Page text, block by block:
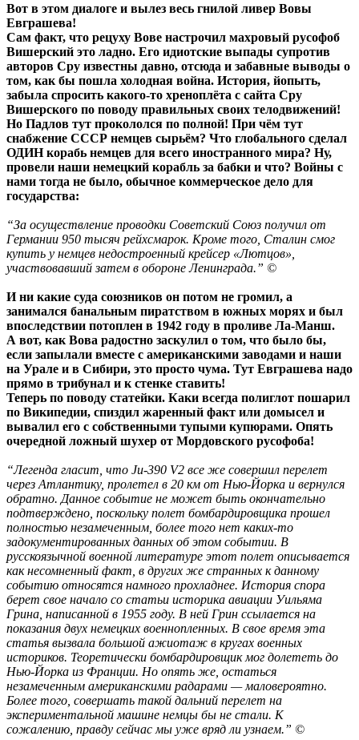
Вот в этом диалоге и вылез весь гнилой ливер Вовы
Евграшева!
Сам факт, что рецуху Вове настрочил махровый русофоб
Вишерский это ладно. Его идиотские выпады супротив
авторов Сру известны давно, отсюда и забавные выводы о
том, как бы пошла холодная война. История, йопыть,
забыла спросить какого-то хреноплёта с сайта Сру
Вишерского по поводу правильных своих телодвижений!
Но Падлов тут прокололся по полной! При чём тут
снабжение СССР немцев сырьём? Что глобального сделал
ОДИН корабь немцев для всего иностранного мира? Ну,
провели наши немецкий корабль за бабки и что? Войны с
нами тогда не было, обычное коммерческое дело для
государства:
“За осуществление проводки Советский Союз получил от
Германии 950 тысяч рейхсмарок. Кроме того, Сталин смог
купить у немцев недостроенный крейсер «Лютцов»,
участвовавший затем в обороне Ленинграда.” ©
И ни какие суда союзников он потом не громил, а
занимался банальным пиратством в южных морях и был
впоследствии потоплен в 1942 году в проливе Ла-Манш.
А вот, как Вова радостно заскулил о том, что было бы,
если запылали вместе с американскими заводами и наши
на Урале и в Сибири, это просто чума. Тут Евграшева надо
прямо в трибунал и к стенке ставить!
Теперь по поводу статейки. Каки всегда полиглот пошарил
по Википедии, спиздил жаренный факт или домысел и
вывалил его с собственными тупыми купюрами. Опять
очередной ложный шухер от Мордовского русофоба!
“Легенда гласит, что Ju-390 V2 все же совершил перелет
через Атлантику, пролетел в 20 км от Нью-Йорка и вернулся
обратно. Данное событие не может быть окончательно
подтверждено, поскольку полет бомбардировщика прошел
полностью незамеченным, более того нет каких-то
задокументированных данных об этом событии. В
русскоязычной военной литературе этот полет описывается
как несомненный факт, в других же странных к данному
событию относятся намного прохладнее. История спора
берет свое начало со статьи историка авиации Уильяма
Грина, написанной в 1955 году. В ней Грин ссылается на
показания двух немецких военнопленных. В свое время эта
статья вызвала большой ажиотаж в кругах военных
историков. Теоретически бомбардировщик мог долететь до
Нью-Йорка из Франции. Но опять же, остаться
незамеченным американскими радарами — маловероятно.
Более того, совершать такой дальний перелет на
экспериментальной машине немцы бы не стали. К
сожалению, правду сейчас мы уже вряд ли узнаем.” ©